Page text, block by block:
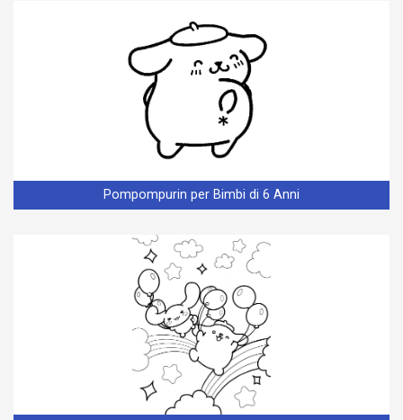
Pompompurin per Bimbi di 6 Anni